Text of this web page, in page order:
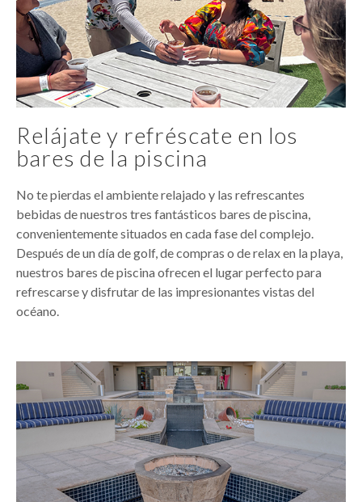
Relájate y refréscate en los
bares de la piscina
No te pierdas el ambiente relajado y las refrescantes
bebidas de nuestros tres fantásticos bares de piscina,
convenientemente situados en cada fase del complejo.
Después de un día de golf, de compras o de relax en la playa,
nuestros bares de piscina ofrecen el lugar perfecto para
refrescarse y disfrutar de las impresionantes vistas del
océano.